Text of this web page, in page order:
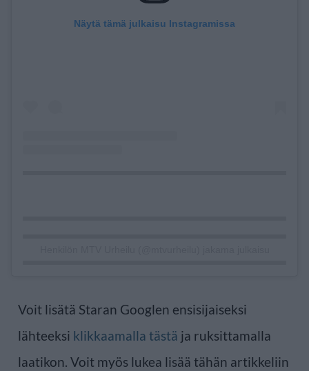
Näytä tämä julkaisu Instagramissa
Voit lisätä Staran Googlen ensisijaiseksi
lähteeksi klikkaamalla tästä ja ruksittamalla
laatikon. Voit myös lukea lisää tähän artikkeliin